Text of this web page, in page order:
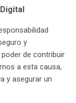
y
de contribuir
a esta causa,
y asegurar un